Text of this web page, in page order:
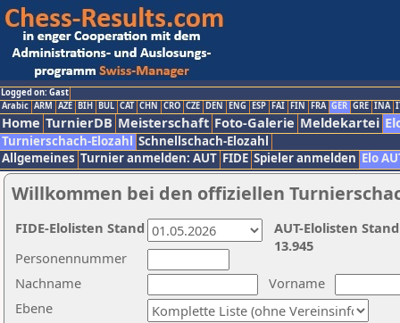
Logged on: Gast
Arabic ARM AZE BIH BUL CAT CHN CRO CZE DEN ENG ESP FAI FIN FRA GER GRE INA
Home TurnierDB Meisterschaft Foto-Galerie Meldekartei
Turnierschach-Elozahl Schnellschach-Elozahl
Allgemeines Turnier anmelden: AUT FIDE Spieler anmelden Elo
Willkommen bei den offiziellen
Nachname
Vorname
Ebene
Personennummer
AUT-Elolisten
13.945
FIDE-Elolisten Stand